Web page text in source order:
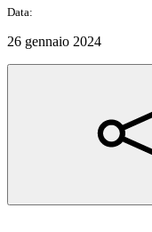
Data:
26 gennaio 2024